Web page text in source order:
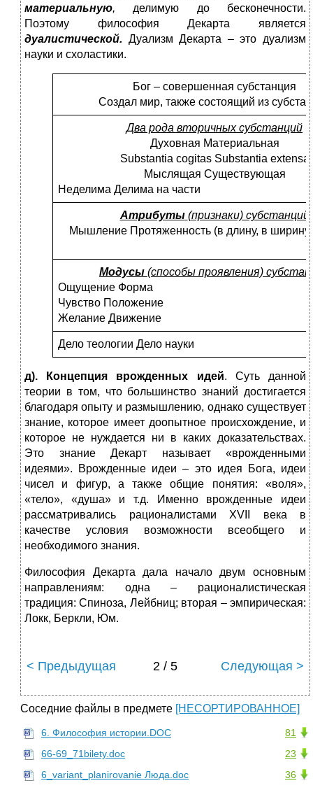
материальную, делимую до бесконечности.
Поэтому философия Декарта является
дуалистической. Дуализм Декарта – это дуализм
науки и схоластики.
Бог – совершенная субстанция
Создал мир, также состоящий из
Два рода вторичных субстанций
Духовная Материальная
Substantia cogitas Substantia extensa
Мыслящая Существующая
Неделима Делима на части
Атрибуты (признаки) субстанций
Мышление Протяженность (в длину, в ширину,
Модусы (способы проявления)
Ощущение Форма
Чувство Положение
Желание Движение
Дело теологии Дело науки
д). Концепция врожденных идей. Суть данной
теории в том, что большинство знаний достигается
благодаря опыту и размышлению, однако существует
знание, которое имеет доопытное происхождение, и
которое не нуждается ни в каких доказательствах.
Это знание Декарт называет «врожденными
идеями». Врожденные идеи – это идея Бога, идеи
чисел и фигур, а также общие понятия: «воля»,
«тело», «душа» и т.д. Именно врожденные идеи
рассматривались рационалистами XVII века в
качестве условия возможности всеобщего и
необходимого знания.
Философия Декарта дала начало двум основным
направлениям: одна – рационалистическая
традиция: Спиноза, Лейбниц; вторая – эмпирическая:
Локк, Беркли, Юм.
< Предыдущая 2 / 5 Следующая >
Соседние файлы в предмете [НЕСОРТИРОВАННОЕ]
81
6. Философия истории.DOC
23
66-69_71bilety.doc
36
6_variant_planirovanie Люда.doc